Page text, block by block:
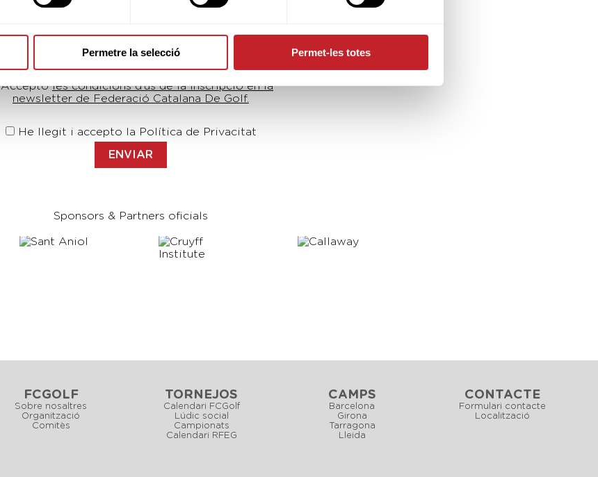
Permetre la selecció Permet-les totes
Subscriu-te a la nostra newsletter
Introdueix el teu e-mail
Accepto les condicions d’ús de la inscripció en la
newsletter de Federació Catalana De Golf.
He llegit i accepto la Política de Privacitat
Sponsors & Partners oficials
FCGOLF
Sobre nosaltres
Organització
Comitès
TORNEJOS
Calendari FCGolf
Lúdic social
Campionats
Calendari RFEG
CAMPS
Barcelona
Girona
Tarragona
Lleida
CONTACTE
Formulari contacte
Localització